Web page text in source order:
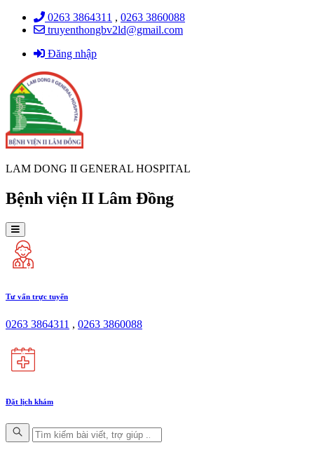
0263 3864311 , 0263 3860088
truyenthongbv2ld@gmail.com
Đăng nhập
LAM DONG II GENERAL HOSPITAL
Bệnh viện II Lâm Đồng
Tư vấn trực tuyến
0263 3864311 , 0263 3860088
Đặt lịch khám